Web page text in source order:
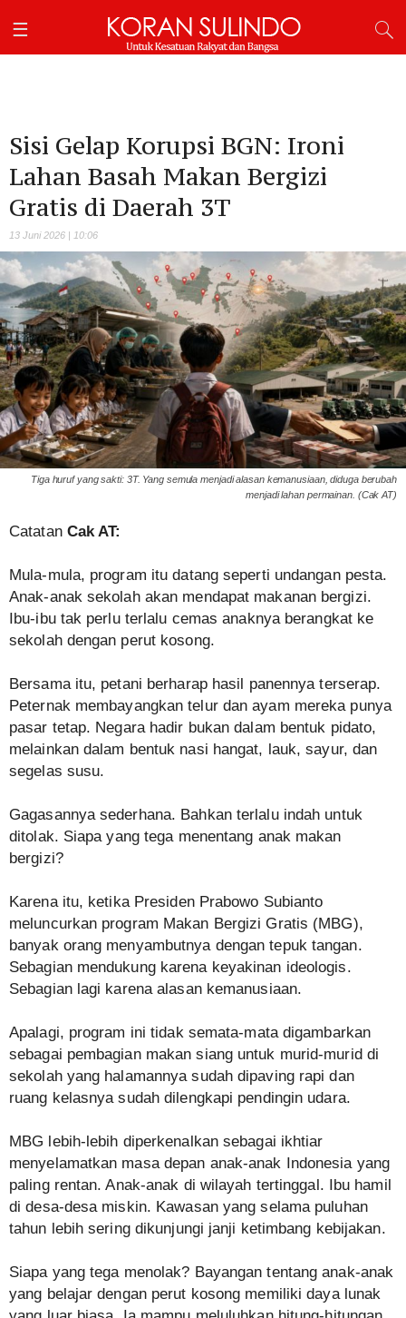
Sisi Gelap Korupsi BGN: Ironi
Lahan Basah Makan Bergizi
Gratis di Daerah 3T
13 Juni 2026 | 10:06
Tiga huruf yang sakti: 3T. Yang semula menjadi alasan kemanusiaan, diduga berubah
menjadi lahan permainan. (Cak AT)
Catatan Cak AT:
Mula-mula, program itu datang seperti undangan pesta.
Anak-anak sekolah akan mendapat makanan bergizi.
Ibu-ibu tak perlu terlalu cemas anaknya berangkat ke
sekolah dengan perut kosong.
Bersama itu, petani berharap hasil panennya terserap.
Peternak membayangkan telur dan ayam mereka punya
pasar tetap. Negara hadir bukan dalam bentuk pidato,
melainkan dalam bentuk nasi hangat, lauk, sayur, dan
segelas susu.
Gagasannya sederhana. Bahkan terlalu indah untuk
ditolak. Siapa yang tega menentang anak makan
bergizi?
Karena itu, ketika Presiden Prabowo Subianto
meluncurkan program Makan Bergizi Gratis (MBG),
banyak orang menyambutnya dengan tepuk tangan.
Sebagian mendukung karena keyakinan ideologis.
Sebagian lagi karena alasan kemanusiaan.
Apalagi, program ini tidak semata-mata digambarkan
sebagai pembagian makan siang untuk murid-murid di
sekolah yang halamannya sudah dipaving rapi dan
ruang kelasnya sudah dilengkapi pendingin udara.
MBG lebih-lebih diperkenalkan sebagai ikhtiar
menyelamatkan masa depan anak-anak Indonesia yang
paling rentan. Anak-anak di wilayah tertinggal. Ibu hamil
di desa-desa miskin. Kawasan yang selama puluhan
tahun lebih sering dikunjungi janji ketimbang kebijakan.
Siapa yang tega menolak? Bayangan tentang anak-anak
yang belajar dengan perut kosong memiliki daya lunak